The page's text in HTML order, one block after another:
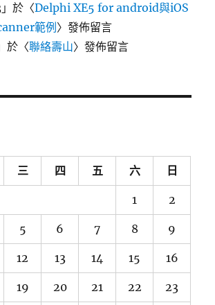
」於〈Delphi XE5 for android與iOS
範例 〉發佈留言
於〈聯絡壽山〉發佈留言
三 四 五 六 日
1 2
5 6 7 8 9
12 13 14 15 16
19 20 21 22 23